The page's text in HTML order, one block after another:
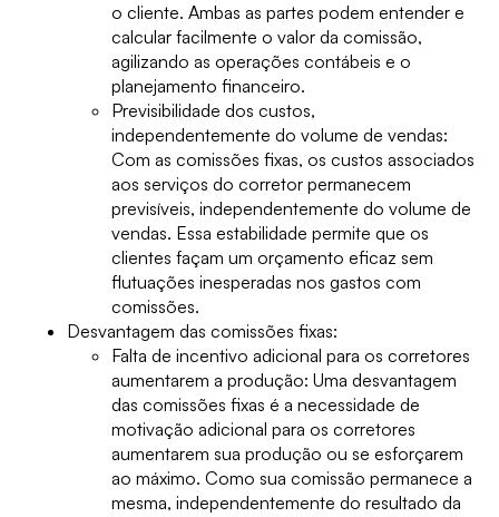
o cliente. Ambas as partes podem entender e
calcular facilmente o valor da comissão,
agilizando as operações contábeis e o
planejamento financeiro.
Previsibilidade dos custos,
independentemente do volume de vendas:
Com as comissões fixas, os custos associados
aos serviços do corretor permanecem
previsíveis, independentemente do volume de
vendas. Essa estabilidade permite que os
clientes façam um orçamento eficaz sem
flutuações inesperadas nos gastos com
comissões.
Desvantagem das comissões fixas:
Falta de incentivo adicional para os corretores
aumentarem a produção: Uma desvantagem
das comissões fixas é a necessidade de
motivação adicional para os corretores
aumentarem sua produção ou se esforçarem
ao máximo. Como sua comissão permanece a
mesma, independentemente do resultado da